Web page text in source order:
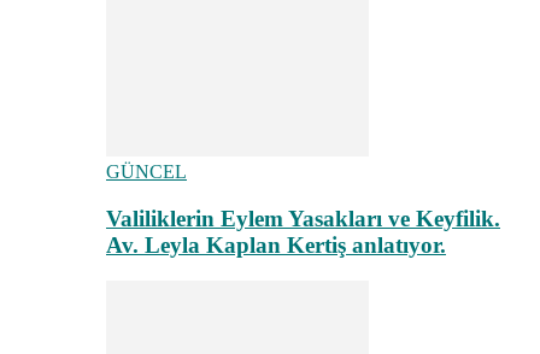
GÜNCEL
Valiliklerin Eylem Yasakları ve Keyfilik.
Av. Leyla Kaplan Kertiş anlatıyor.